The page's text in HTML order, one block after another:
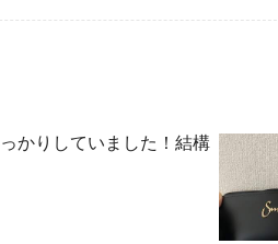
かりしていました！結構